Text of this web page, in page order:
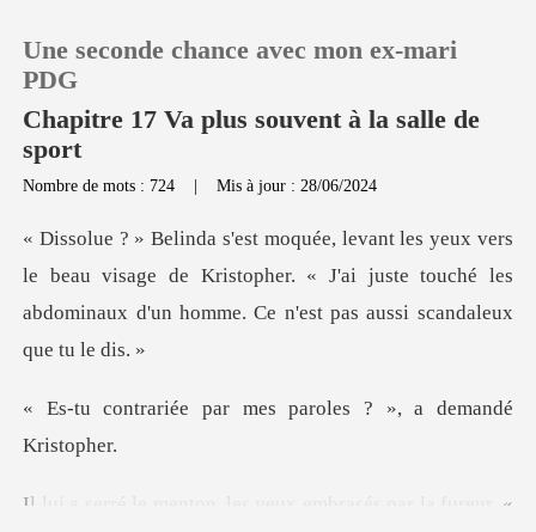
Recharger
Historique
Télécharger l'appli
Une seconde chance avec mon ex-mari
PDG
Chapitre 17 Va plus souvent à la salle de
sport
Nombre de mots : 724 |Mis à jour : 28/06/2024
beau visage de Kristopher. « J'ai juste touché les
abdomina
ar mes paroles ? »,
x embrasés par la fureur. «